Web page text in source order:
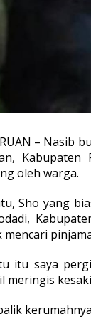
h
n
a
k
T
e
b
k
i
– Nasib
oleh warga.
Sho yang
mencari
itu saya
meringis